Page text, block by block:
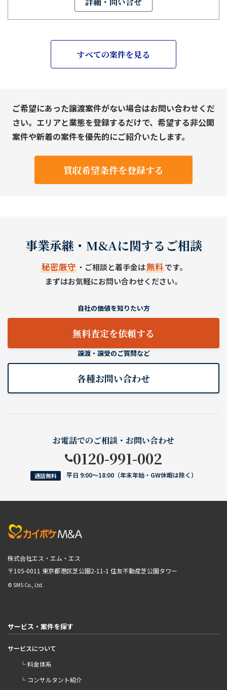
すべての案件を見る
ご希望にあった譲渡案件がない場合はお問い合わせくだ
さい。エリアと業態を登録するだけで、希望する非公開
案件や新着の案件を優先的にご紹介いたします。
買収希望条件を登録する
事業承継・M&Aに関するご相談
秘密厳守・ご相談と着手金は無料です。
まずはお気軽にお問い合わせください。
自社の価値を知りたい方
無料査定を依頼する
譲渡・譲受のご質問など
各種お問い合わせ
お電話でのご相談・お問い合わせ
0120-991-002
通話無料 平日 9:00〜18:00（年末年始・GW休暇は除く）
株式会社エス・エム・エス
〒105-0011 東京都港区芝公園2-11-1 住友不動産芝公園タワー
© SMS Co., Ltd.
サービス・案件を探す
サービスについて
└ 料金体系
└ コンサルタント紹介